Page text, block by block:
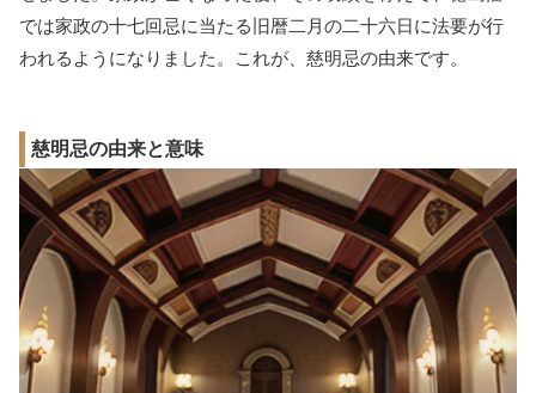
では家政の十七回忌に当たる旧暦二月の二十六日に法要が行
われるようになりました。これが、慈明忌の由来です。
慈明忌の由来と意味